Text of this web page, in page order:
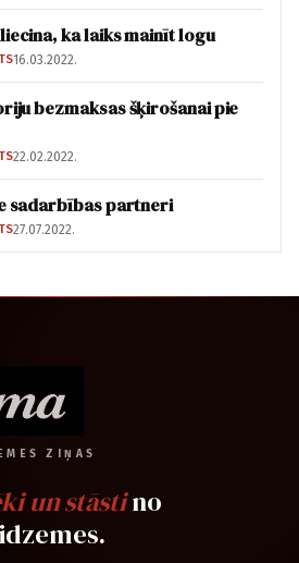
ka laiks mainīt logu
16.03.2022.
bezmaksas šķirošanai pie
22.02.2022.
sadarbības partneri
27.07.2022.
ZIŅAS
un stāstino